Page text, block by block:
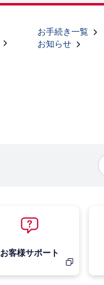
お手続き一覧
お知らせ
お客様サポート